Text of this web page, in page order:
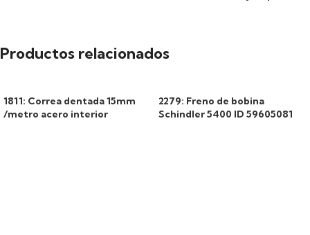
Productos relacionados
1811: Correa dentada 15mm
/metro acero interior
2279: Freno de bobina
Schindler 5400 ID 59605081